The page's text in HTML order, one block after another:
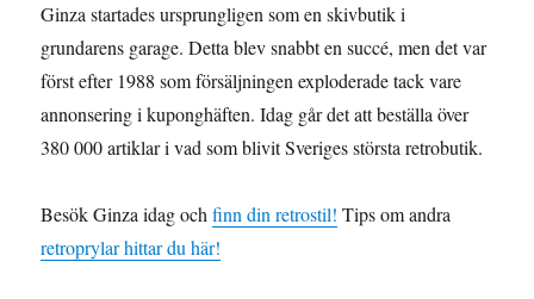
Ginza startades ursprungligen som en skivbutik i
grundarens garage. Detta blev snabbt en succé, men det var
först efter 1988 som försäljningen exploderade tack vare
annonsering i kuponghäften. Idag går det att beställa över
380 000 artiklar i vad som blivit Sveriges största retrobutik.
Besök Ginza idag ochfinn din retrostil! Tips om andra
retroprylar hittar du här!